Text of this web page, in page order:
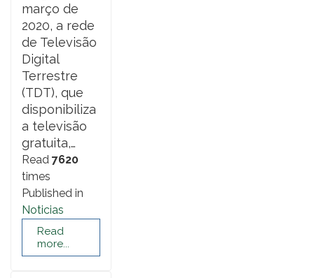
março de
2020, a rede
de Televisão
Digital
Terrestre
(TDT), que
disponibiliza
a televisão
gratuita,…
Read 7620
times
Published in
Noticias
Read
more...